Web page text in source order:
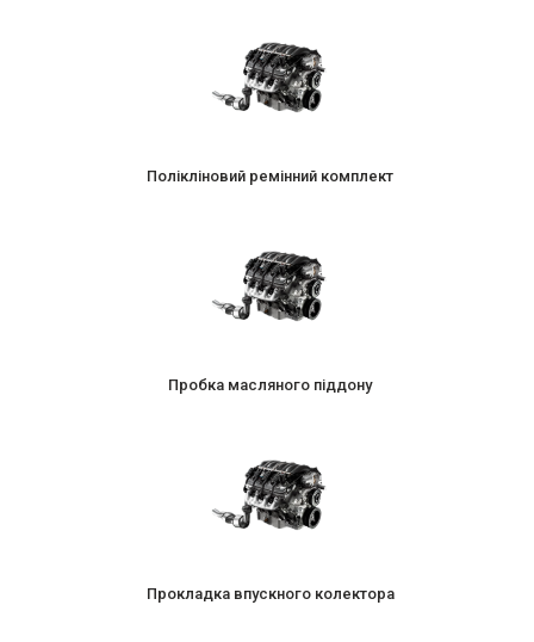
Полікліновий ремінний комплект
Пробка масляного піддону
Прокладка впускного колектора